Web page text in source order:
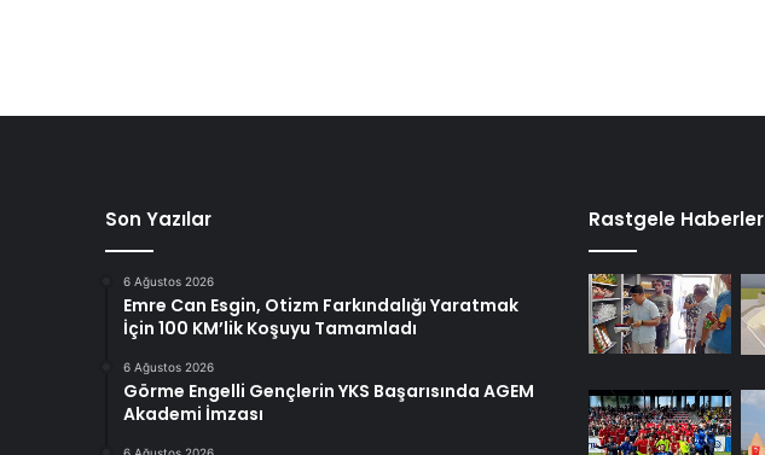
Son Yazılar
6 Ağustos 2026
Emre Can Esgin, Otizm Farkındalığı Yaratmak
İçin 100 KM’lik Koşuyu Tamamladı
6 Ağustos 2026
Görme Engelli Gençlerin YKS Başarısında AGEM
Akademi İmzası
Rastgele Haberler